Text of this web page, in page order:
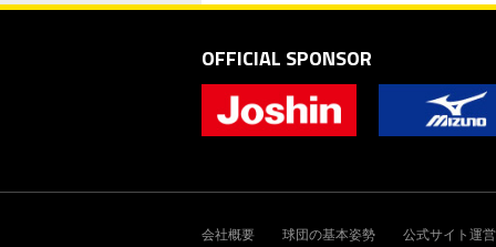
OFFICIAL SPONSOR
会社概要 球団の基本姿勢 公式サイト運